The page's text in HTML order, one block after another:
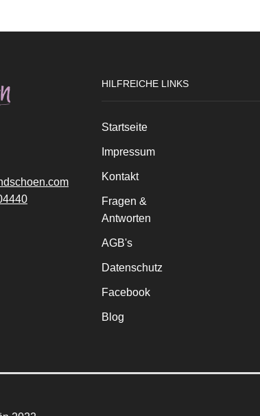
HILFREICHE LINKS
Startseite
Impressum
Kontakt
Fragen &
Antworten
AGB's
Datenschutz
Facebook
Blog